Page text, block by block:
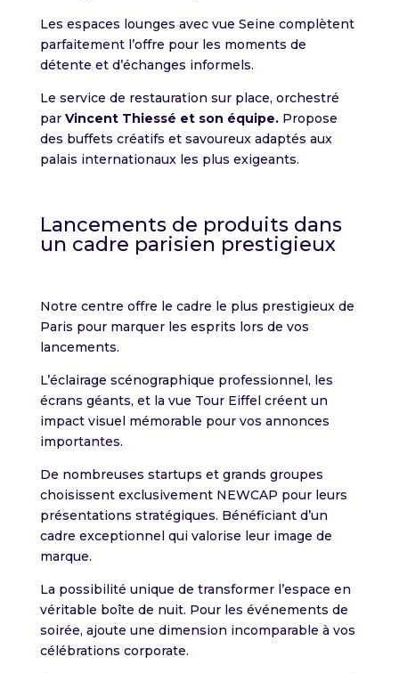
Les espaces lounges avec vue Seine complètent
parfaitement l’offre pour les moments de
détente et d’échanges informels.
Le service de restauration sur place, orchestré
par Vincent Thiessé et son équipe. Propose
des buffets créatifs et savoureux adaptés aux
palais internationaux les plus exigeants.
Lancements de produits dans
un cadre parisien prestigieux
Notre centre offre le cadre le plus prestigieux de
Paris pour marquer les esprits lors de vos
lancements.
L’éclairage scénographique professionnel, les
écrans géants, et la vue Tour Eiffel créent un
impact visuel mémorable pour vos annonces
importantes.
De nombreuses startups et grands groupes
choisissent exclusivement NEWCAP pour leurs
présentations stratégiques. Bénéficiant d’un
cadre exceptionnel qui valorise leur image de
marque.
La possibilité unique de transformer l’espace en
véritable boîte de nuit. Pour les événements de
soirée, ajoute une dimension incomparable à vos
célébrations corporate.